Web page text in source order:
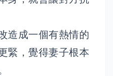
造成一個有熱情的
緊，覺得妻子根本